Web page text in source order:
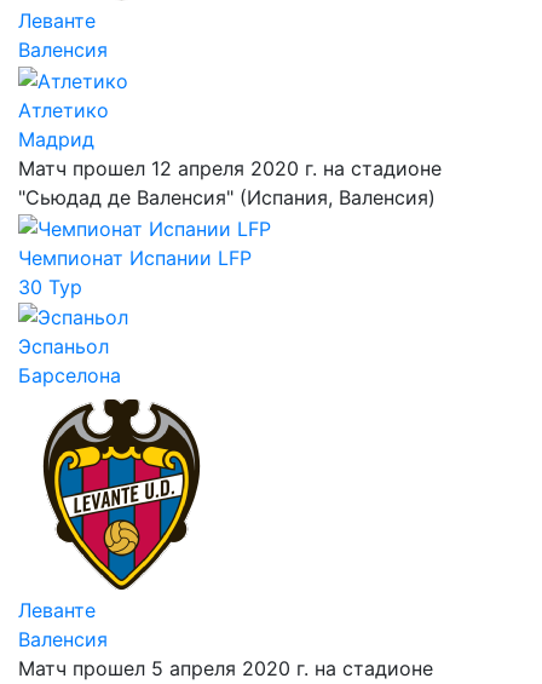
Леванте
Валенсия
Атлетико
Мадрид
Матч прошел 12 апреля 2020 г. на стадионе
"Сьюдад де Валенсия" (Испания, Валенсия)
Чемпионат Испании LFP
30 Тур
Эспаньол
Барселона
Леванте
Валенсия
Матч прошел 5 апреля 2020 г. на стадионе